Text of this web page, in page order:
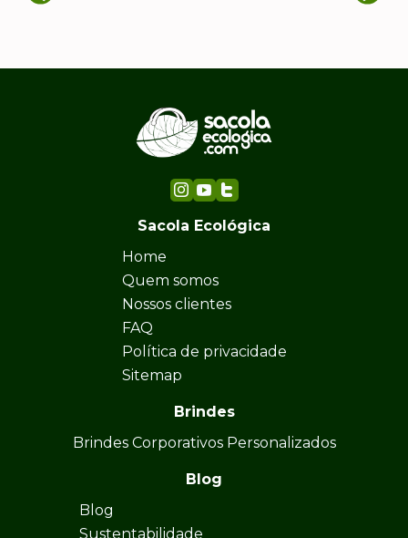
Sacola Ecológica
Home
Quem somos
Nossos clientes
FAQ
Política de privacidade
Sitemap
Brindes
Brindes Corporativos Personalizados
Blog
Blog
Sustentabilidade